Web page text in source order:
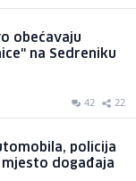
obećavaju
na Sedreniku
42 22
policija
događaja